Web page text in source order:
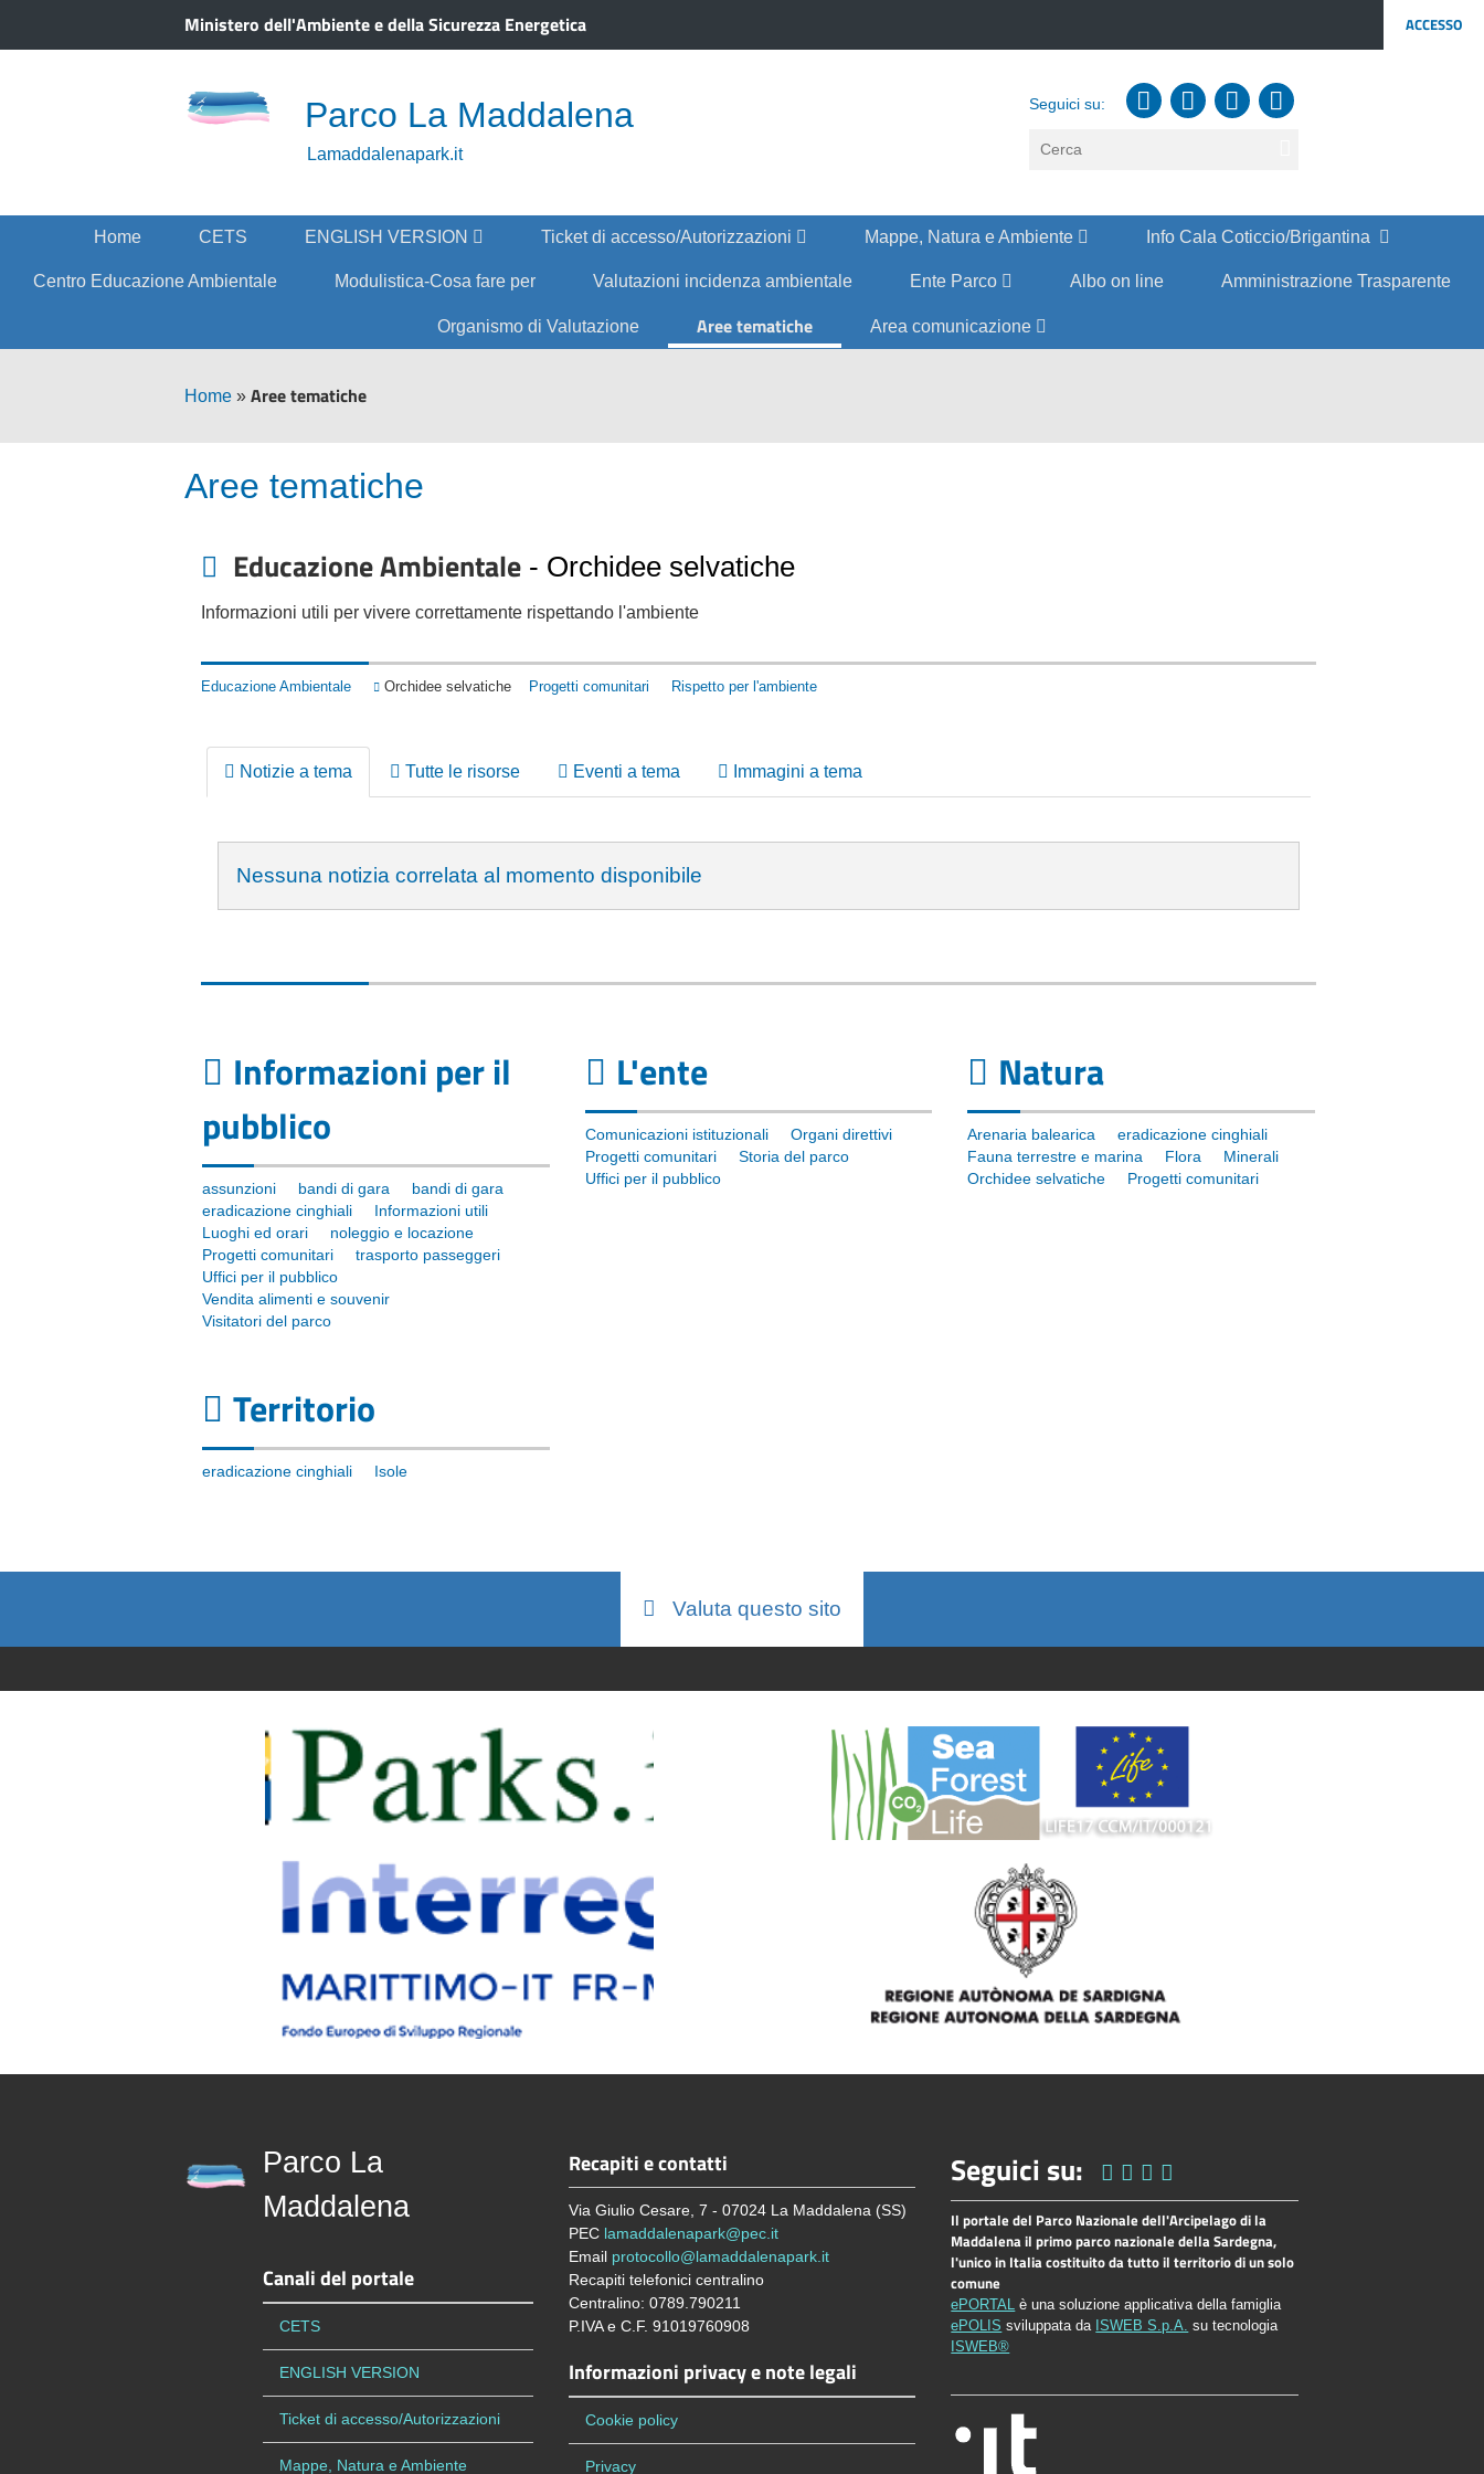
Ministero dell'Ambiente e della Sicurezza Energetica ACCESSO
Parco La Maddalena
Lamaddalenapark.it
Seguici su:
testo
Home CETS ENGLISH VERSION Ticket di accesso/Autorizzazioni Mappe, Natura e Ambiente Info Cala Coticcio/Brigantina
Centro Educazione Ambientale Modulistica-Cosa fare per Valutazioni incidenza ambientale Ente Parco Albo on line Amministrazione Trasparente
Organismo di Valutazione Aree tematiche Area comunicazione
Home » Aree tematiche
Aree tematiche
Educazione Ambientale - Orchidee selvatiche
Informazioni utili per vivere correttamente rispettando l'ambiente
Educazione Ambientale Orchidee selvatiche Progetti comunitari Rispetto per l'ambiente
Notizie a tema Tutte le risorse Eventi a tema Immagini a tema
Nessuna notizia correlata al momento disponibile
Informazioni per il
pubblico
assunzioni bandi di gara
bandi di gara
eradicazione cinghiali
Informazioni utili
Luoghi ed orari
noleggio e locazione
Progetti comunitari
trasporto passeggeri
Uffici per il pubblico
Vendita alimenti e souvenir
Visitatori del parco
L'ente
Comunicazioni istituzionali
Organi direttivi
Progetti comunitari
Storia del parco
Uffici per il pubblico
Natura
Arenaria balearica
eradicazione cinghiali
Fauna terrestre e marina
Flora
Minerali
Orchidee selvatiche
Progetti comunitari
Territorio
eradicazione cinghiali Isole
Valuta questo sito
Parco La
Maddalena
Canali del portale
CETS
ENGLISH VERSION
Ticket di accesso/Autorizzazioni
Mappe, Natura e Ambiente
Recapiti e contatti
Via Giulio Cesare, 7 - 07024 La Maddalena (SS)
PEC lamaddalenapark@pec.it
Email protocollo@lamaddalenapark.it
Recapiti telefonici centralino
Centralino: 0789.790211
P.IVA e C.F. 91019760908
Informazioni privacy e note legali
Cookie policy
Privacy
Seguici su:
Il portale del Parco Nazionale dell'Arcipelago di la
Maddalena il primo parco nazionale della Sardegna,
l'unico in Italia costituito da tutto il territorio di un solo
comune
ePORTAL è una soluzione applicativa della famiglia
ePOLIS sviluppata da ISWEB S.p.A. su tecnologia
ISWEB®